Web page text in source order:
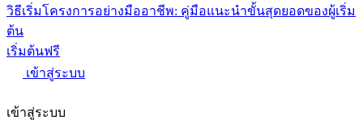
วิธีเริ่มโครงการอย่างมืออาชีพ: คู่มือแนะนำขั้นสุดยอดของผู้เริ่ม
ต้น
เริ่มต้นฟรี
เข้าสู่ระบบ
เข้าสู่ระบบ